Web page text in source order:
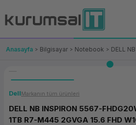
Geri Dön
Geri Dön
OT/
Fiş
Geri Dön
Geri Dön
Çözümleri
Geri Dön
Geri Dön
Geri Dön
Ürünler
Anasayfa Bilgisayar Notebook DELL
DellMarkanın tüm ürünleri
DELL NB INSPIRON 5567-
1TB R7-M445 2GVGA 15.6 FHD